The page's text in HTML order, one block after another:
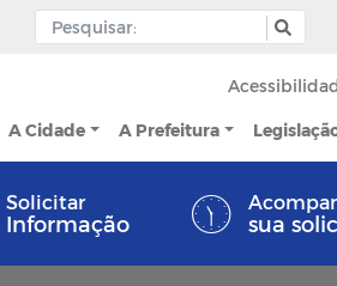
A Cidade A Prefeitura
Solicitar
Informação sua